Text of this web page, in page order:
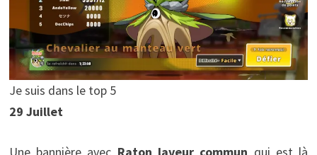
Je suis dans le top 5
29 Juillet